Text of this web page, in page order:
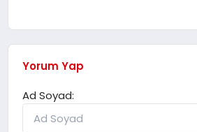
Yorum Yap
Ad Soyad: